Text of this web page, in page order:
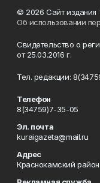
© 2026 Сайт издания
Об использовании
Свидетельство о
от 25.03.2016 г.
Тел. редакции:
Телефон
8(34759)7-35-05
Эл. почта
kuraigazeta@mail.ru
Адрес
Краснокамский